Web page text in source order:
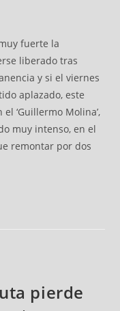
fuerte la
liberado tras
y si el viernes
aplazado, este
‘Guillermo Molina’,
muy intenso, en el
remontar por dos
pierde